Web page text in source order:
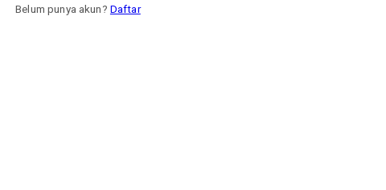
Belum punya akun? Daftar